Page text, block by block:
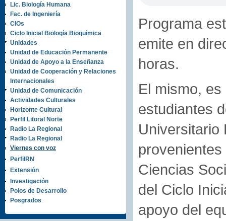
Lic. Biología Humana
Fac. de Ingeniería
CIOs
Ciclo Inicial Biología Bioquímica
Unidades
Unidad de Educación Permanente
Unidad de Apoyo a la Enseñanza
Unidad de Cooperación y Relaciones
Internacionales
Unidad de Comunicación
Actividades Culturales
Horizonte Cultural
Perfil Litoral Norte
Radio La Regional
Radio La Regional
Viernes con voz
PerfilRN
Extensión
Investigación
Polos de Desarrollo
Posgrados
Programa
emite en
horas.
El mismo,
estudiantes
Universitario
Ciencias
del Ciclo
apoyo del